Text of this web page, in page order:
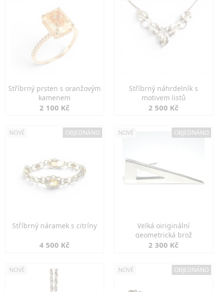
Stříbrný prsten s oranžovým
kamenem
2 100 Kč
Stříbrný náhrdelník s
motivem listů
2 500 Kč
NOVÉ OBJEDNÁNO
Stříbrný náramek s citríny
4 500 Kč
NOVÉ OBJEDNÁNO
Velká oiriginální
geometrická brož
2 300 Kč
NOVÉ NOVÉ OBJEDNÁNO